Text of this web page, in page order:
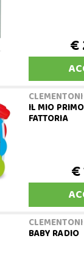
€
CLEMENTONI
IL MIO
FATTORIA
€
CLEMENTONI
BABY RADIO